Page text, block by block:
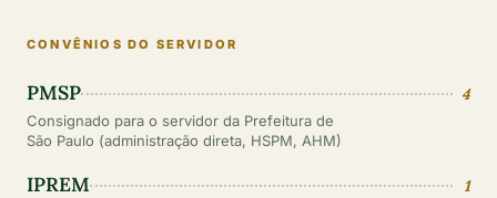
CONVÊNIOS DO SERVIDOR
PMSP 4
Consignado para o servidor da Prefeitura de
São Paulo (administração direta, HSPM, AHM)
IPREM 1